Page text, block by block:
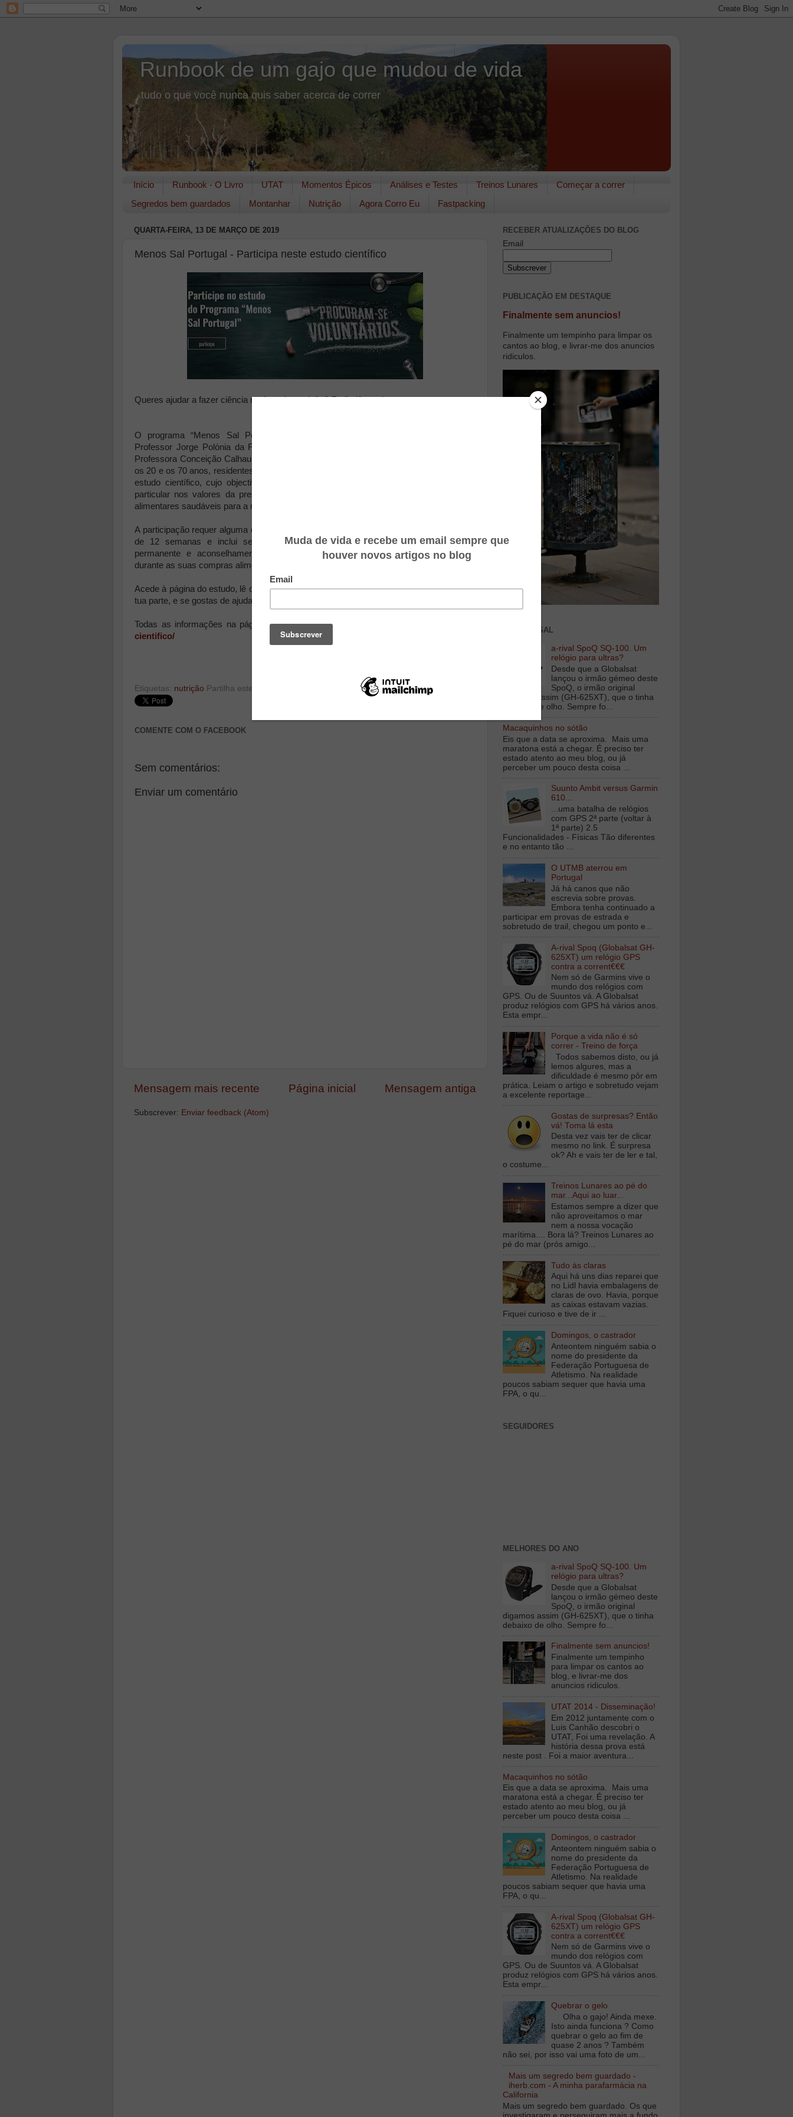
Runbook de um gajo que mudou de vida
tudo o que você nunca quis saber acerca de correr
Início Runbook - O Livro UTAT Momentos Épicos Análises e Testes Treinos Lunares
Começar a correr
Segredos bem guardados
Montanhar Nutrição Agora Corro Eu Fastpacking
QUARTA-FEIRA, 13 DE MARÇO DE 2019
Menos Sal Portugal - Participa neste estudo científico
Queres ajudar a fazer ciência na área de nutrição? Então lê o artigo.
O programa “Menos Sal Portugal” integra um estudo científico coordenado pelo
Professor Jorge Polónia da Faculdade de Medicina da Universidade do Porto e pela
Professora Conceição Calhau da Nova Medical School e procura 500 voluntários entre
os 20 e os 70 anos, residentes na área metropolitana de Lisboa, para participarem neste
estudo científico, cujo objectivo é avaliar o impacto na saúde dos portugueses, em
particular nos valores da pressão arterial, de um programa de educação de hábitos
alimentares saudáveis para a redução do consumo de sal.
A participação requer alguma disponibilidade e colaboração. O programa terá a duração
de 12 semanas e inclui sessões presenciais de formação, uma linha telefónica
permanente e aconselhamento personalizado (por nutricionistas) aos participantes
durante as suas compras alimentares.
Acede à página do estudo, lê o edital que explica com mais detalhe o que é esperado da
tua parte, e se gostas de ajudar a ciência inscreve-te.
Todas as informações na página do estudo emhttps://menossalportugal.pt/estudo-
cientifico/
Etiquetas: nutrição Partilha este post
COMENTE COM O FACEBOOK
Sem comentários:
Enviar um comentário
Mensagem mais recente Mensagem antiga
Página inicial
Subscrever: Enviar feedback (Atom)
RECEBER ATUALIZAÇÕES DO BLOG
Email
PUBLICAÇÃO EM DESTAQUE
Finalmente sem anuncios!
Finalmente um tempinho para limpar os
cantos ao blog, e livrar-me dos anuncios
ridiculos.
TOP MENSAL
a-rival SpoQ SQ-100. Um
relógio para ultras?
Desde que a Globalsat
lançou o irmão gémeo deste
SpoQ, o irmão original
digamos assim (GH-625XT), que o tinha
debaixo de olho. Sempre fo...
Macaquinhos no sótão
Eis que a data se aproxima. Mais uma
maratona está a chegar. É preciso ter
estado atento ao meu blog, ou já
perceber um pouco desta coisa ...
Suunto Ambit versus Garmin
610...
...uma batalha de relógios
com GPS 2ª parte (voltar à
1ª parte) 2.5
Funcionalidades - Físicas Tão diferentes
e no entanto tão ...
O UTMB aterrou em
Portugal
Já há canos que não
escrevia sobre provas.
Embora tenha continuado a
participar em provas de estrada e
sobretudo de trail, chegou um ponto e...
A-rival Spoq (Globalsat GH-
625XT) um relógio GPS
contra a corrent€€€
Nem só de Garmins vive o
mundo dos relógios com
GPS. Ou de Suuntos vá. A Globalsat
produz relógios com GPS há vários anos.
Esta empr...
Porque a vida não é só
correr - Treino de força
Todos sabemos disto, ou já
lemos algures, mas a
dificuldade é mesmo pôr em
prática. Leiam o artigo e sobretudo vejam
a excelente reportage...
Gostas de surpresas? Então
vá! Toma lá esta
Desta vez vais ter de clicar
mesmo no link. É surpresa
ok? Ah e vais ter de ler e tal,
o costume...
Treinos Lunares ao pé do
mar...Aqui ao luar...
Estamos sempre a dizer que
não aproveitamos o mar
nem a nossa vocação
marítima.... Bora lá? Treinos Lunares ao
pé do mar (prós amigo...
Tudo às claras
Aqui há uns dias reparei que
no Lidl havia embalagens de
claras de ovo. Havia, porque
as caixas estavam vazias.
Fiquei curioso e tive de ir ...
Domingos, o castrador
Anteontem ninguém sabia o
nome do presidente da
Federação Portuguesa de
Atletismo. Na realidade
poucos sabiam sequer que havia uma
FPA, o qu...
SEGUIDORES
MELHORES DO ANO
a-rival SpoQ SQ-100. Um
relógio para ultras?
Desde que a Globalsat
lançou o irmão gémeo deste
SpoQ, o irmão original
digamos assim (GH-625XT), que o tinha
debaixo de olho. Sempre fo...
Finalmente sem anuncios!
Finalmente um tempinho
para limpar os cantos ao
blog, e livrar-me dos
anuncios ridiculos.
UTAT 2014 - Disseminação!
Em 2012 juntamente com o
Luis Canhão descobri o
UTAT, Foi uma revelação. A
história dessa prova está
neste post . Foi a maior aventura...
Macaquinhos no sótão
Eis que a data se aproxima. Mais uma
maratona está a chegar. É preciso ter
estado atento ao meu blog, ou já
perceber um pouco desta coisa ...
Domingos, o castrador
Anteontem ninguém sabia o
nome do presidente da
Federação Portuguesa de
Atletismo. Na realidade
poucos sabiam sequer que havia uma
FPA, o qu...
A-rival Spoq (Globalsat GH-
625XT) um relógio GPS
contra a corrent€€€
Nem só de Garmins vive o
mundo dos relógios com
GPS. Ou de Suuntos vá. A Globalsat
produz relógios com GPS há vários anos.
Esta empr...
Quebrar o gelo
Olha o gajo! Ainda mexe.
Isto ainda funciona ? Como
quebrar o gelo ao fim de
quase 2 anos ? Também
não sei, por isso vai uma foto de um...
Mais um segredo bem guardado -
iherb.com - A minha parafarmácia na
California
Mais um segredo bem guardado. Os que